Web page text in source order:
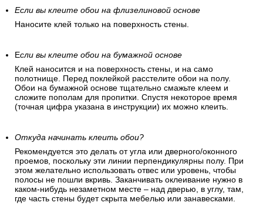
Если вы клеите обои на флизелиновой основе
Наносите клей только на поверхность стены.
Если вы клеите обои на бумажной основе
Клей наносится и на поверхность стены, и на само
полотнище. Перед поклейкой расстелите обои на полу.
Обои на бумажной основе тщательно смажьте клеем и
сложите пополам для пропитки. Спустя некоторое время
(точная цифра указана в инструкции) их можно клеить.
Откуда начинать клеить обои?
Рекомендуется это делать от угла или дверного/оконного
проемов, поскольку эти линии перпендикулярны полу. При
этом желательно использовать отвес или уровень, чтобы
полосы не пошли вкривь. Заканчивать оклеивание нужно в
каком-нибудь незаметном месте – над дверью, в углу, там,
где часть стены будет скрыта мебелью или занавесками.